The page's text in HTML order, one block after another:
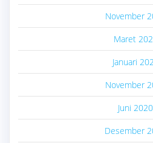
November
Maret
Januari
November
Juni 2020
Desember